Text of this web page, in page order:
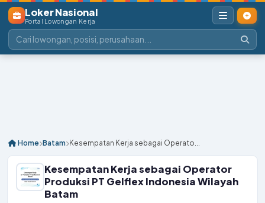
Loker Nasional
Portal Lowongan Kerja
Home Batam Kesempatan Kerja sebagai Operato...
Kesempatan Kerja sebagai Operator
Produksi PT Gelflex Indonesia Wilayah
Batam